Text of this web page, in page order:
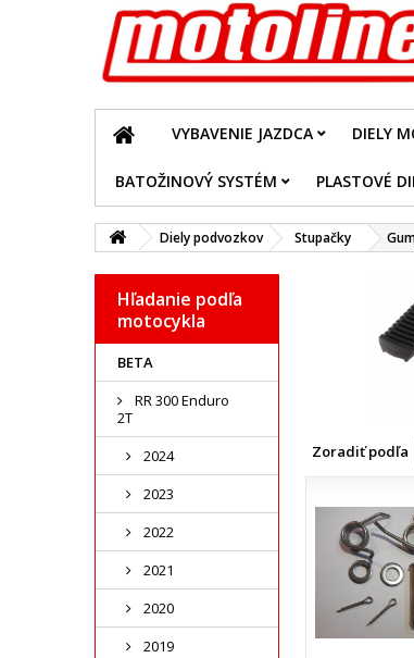
VYBAVENIE JAZDCA DIELY
BATOŽINOVÝ SYSTÉM PLASTOVÉ
Diely podvozkov Stupačky
Hľadanie podľa
motocykla
BETA
RR 300 Enduro
2T
2024
2023
2022
2021
2020
2019
Zoradiť podľa